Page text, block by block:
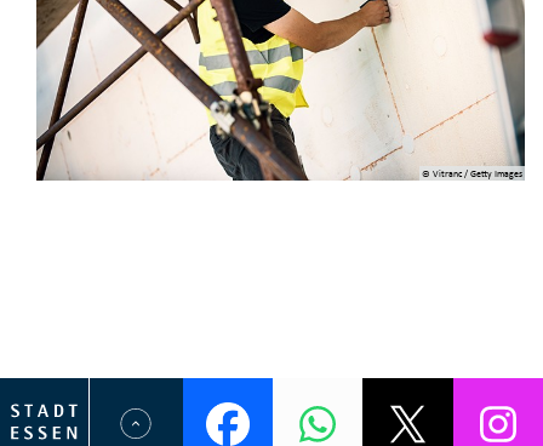
© Vitranc / Getty Images